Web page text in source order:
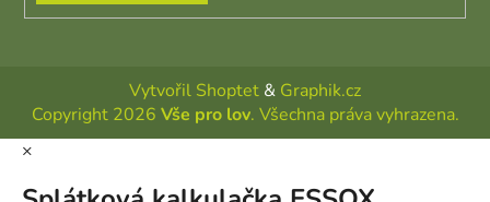
Vytvořil Shoptet & Graphik.cz
Copyright 2026 Vše pro lov. Všechna práva vyhrazena.
×